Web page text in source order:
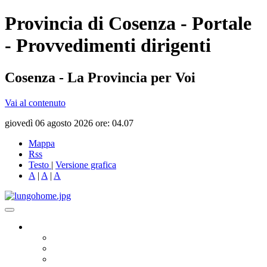
Provincia di Cosenza - Portale
- Provvedimenti dirigenti
Cosenza - La Provincia per Voi
Vai al contenuto
giovedì 06 agosto 2026 ore: 04.07
Mappa
Rss
Testo | Versione grafica
A | A | A